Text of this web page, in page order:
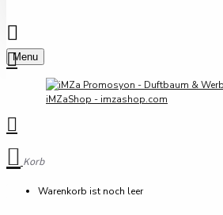
Menu
Korb
Warenkorb ist noch leer